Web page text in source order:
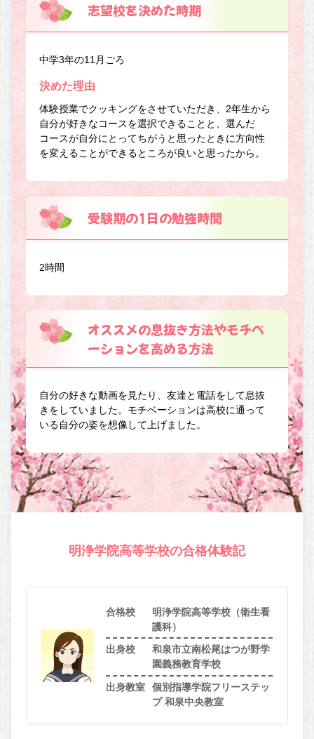
志望校を決めた時期
中学3年の11月ごろ
決めた理由
体験授業でクッキングをさせていただき、2年生から
自分が好きなコースを選択できることと、選んだ
コースが自分にとってちがうと思ったときに方向性
を変えることができるところが良いと思ったから。
受験期の1日の勉強時間
2時間
オススメの息抜き方法やモチベ
ーションを高める方法
自分の好きな動画を見たり、友達と電話をして息抜
きをしていました。モチベーションは高校に通って
いる自分の姿を想像して上げました。
明浄学院高等学校の合格体験記
合格校
明浄学院高等学校（衛生看
護科）
出身校
和泉市立南松尾はつが野学
園義務教育学校
出身教室
個別指導学院フリーステッ
プ 和泉中央教室